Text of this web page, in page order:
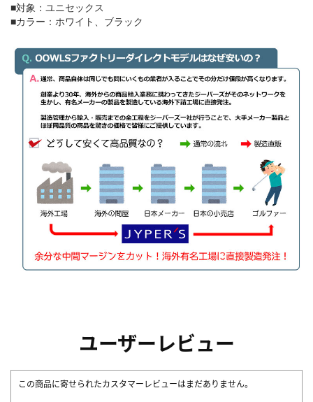
■対象：ユニセックス
■カラー：ホワイト、ブラック
ユーザーレビュー
この商品に寄せられたカスタマーレビューはまだありません。